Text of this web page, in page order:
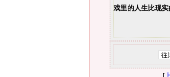
戏里的人生比现